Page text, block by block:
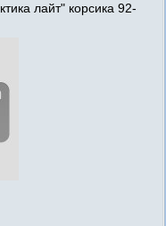
лайт" корсика 92-